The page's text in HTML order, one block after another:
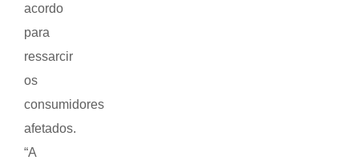
acordo
para
ressarcir
os
consumidores
afetados.
“A